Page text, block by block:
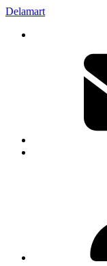
Delamart